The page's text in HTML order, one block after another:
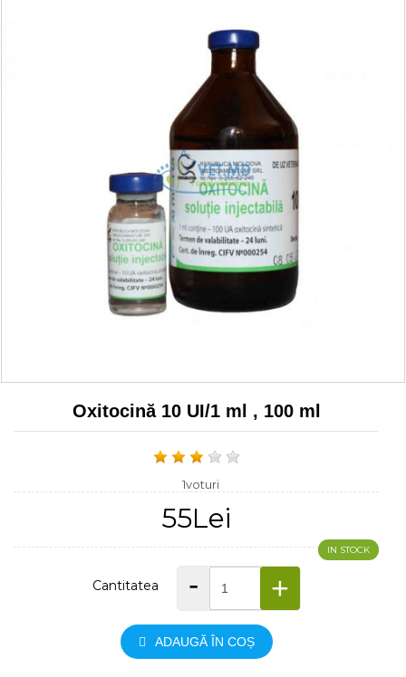
Oxitocină 10 UI/1 ml , 100 ml
1voturi
55Lei
IN STOCK
Cantitatea - +
ADAUGĂ ÎN COȘ